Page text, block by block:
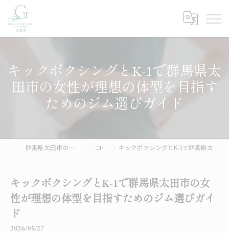
キックボクシングとK-1で群馬県太
田市の女性が理想の体型を目指す
ためのジム選びガイド
群馬県太田市のジムならGRACE FIGHT CLUB 太田 コラム キックボクシングとK-1で群馬県太田市の女性が理想の体型を目指すためのジム選びガイド
キックボクシングとK-1で群馬県太田市の女
性が理想の体型を目指すためのジム選びガイ
ド
2026/05/27